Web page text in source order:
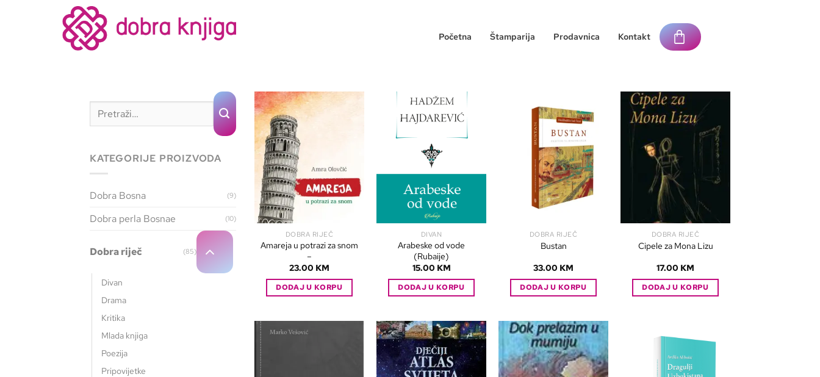
Početna Štamparija Prodavnica Kontakt
KATEGORIJE PROIZVODA
Dobra Bosna (9)
Dobra perla Bosnae (10)
Dobra riječ (85)
Divan
Drama
Kritika
Mlada knjiga
Poezija
Pripovijetke
DOBRA RIJEČ
Amareja u potrazi za snom
–
23.00 KM
DODAJ U KORPU
DIVAN
Arabeske od vode
(Rubaije)
15.00 KM
DODAJ U KORPU
DOBRA RIJEČ
Bustan
33.00 KM
DODAJ U KORPU
DOBRA RIJEČ
Cipele za Mona Lizu
17.00 KM
DODAJ U KORPU